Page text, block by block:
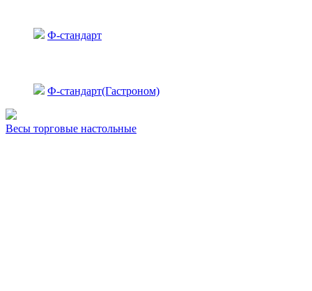
Ф-стандарт
Ф-стандарт(Гастроном)
Весы торговые настольные